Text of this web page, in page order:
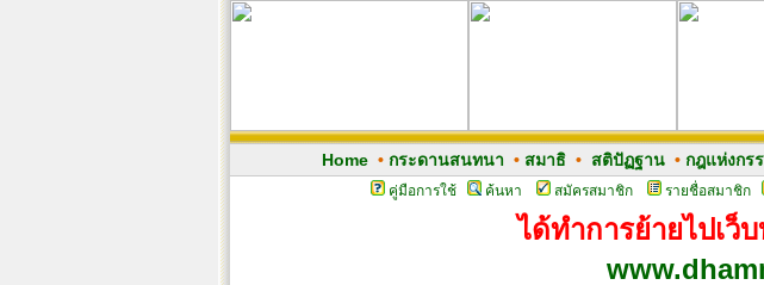
Home• กระดานสนทนา • สมาธิ• สติปัฏฐาน• กฎแห่งกร
คู่มือการใช้ ค้นหา สมัครสมาชิก รายชื่อสมาชิก
ได้ทำการย้ายไปเ